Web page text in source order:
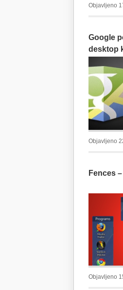
Objavljeno
Google
desktop
Objavljeno
Fences
Objavljeno